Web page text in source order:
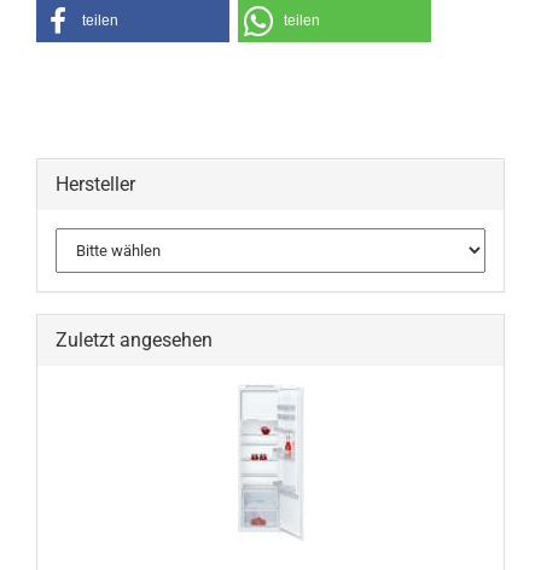
teilen teilen
Hersteller
Zuletzt angesehen